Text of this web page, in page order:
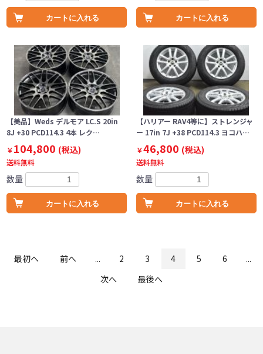
カートに入れる カートに入れる
【美品】Weds デルモア LC.S 20in
8J +30 PCD114.3 4本 レク…
￥104,800 (税込)
送料無料
数量
カートに入れる
【ハリアー RAV4等に】ストレンジャ
ー 17in 7J +38 PCD114.3 ヨコハ…
￥46,800 (税込)
送料無料
数量
カートに入れる
最初へ 前へ ... 2 3 4 5 6
...
次へ
最後へ